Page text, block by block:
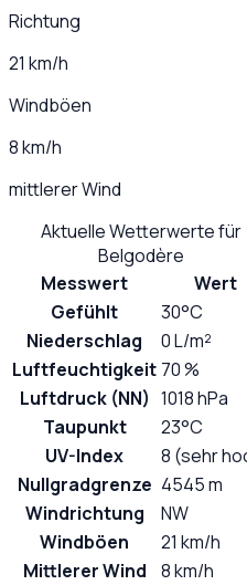
Richtung
21 km/h
Windböen
8 km/h
mittlerer Wind
Aktuelle Wetterwerte für
Belgodère
Messwert
Wert
Gefühlt
30°C
Niederschlag
0 L/m²
Luftfeuchtigkeit 70 %
Luftdruck (NN) 1018 hPa
Taupunkt
23°C
UV-Index
8 (sehr
Nullgradgrenze 4545 m
Windrichtung
NW
Windböen
21 km/h
Mittlerer Wind
8 km/h